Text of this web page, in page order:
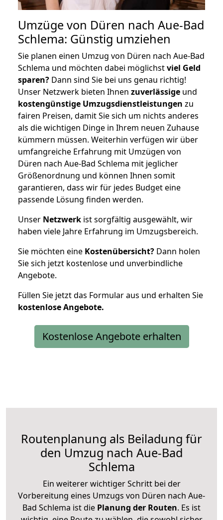
Umzüge von Düren nach Aue-Bad
Schlema: Günstig umziehen
Sie planen einen Umzug von Düren nach Aue-Bad
Schlema und möchten dabei möglichstviel Geld
sparen? Dann sind Sie bei uns genau richtig!
Unser Netzwerk bieten Ihnen zuverlässige und
kostengünstige Umzugsdienstleistungen zu
fairen Preisen, damit Sie sich um nichts anderes
als die wichtigen Dinge in Ihrem neuen Zuhause
kümmern müssen. Weiterhin verfügen wir über
umfangreiche Erfahrung mit Umzügen von
Düren nach Aue-Bad Schlema mit jeglicher
Größenordnung und können Ihnen somit
garantieren, dass wir für jedes Budget eine
passende Lösung finden werden.
Unser Netzwerk ist sorgfältig ausgewählt, wir
haben viele Jahre Erfahrung im Umzugsbereich.
Sie möchten eine Kostenübersicht? Dann holen
Sie sich jetzt kostenlose und unverbindliche
Angebote.
Füllen Sie jetzt das Formular aus und erhalten Sie
kostenloseAngebote.
Kostenlose Angebote erhalten
Routenplanung als Beiladung für
den Umzug nach Aue-Bad
Schlema
Ein weiterer wichtiger Schritt bei der
Vorbereitung eines Umzugs von Düren nach Aue-
Bad Schlema ist die Planung der Routen. Es ist